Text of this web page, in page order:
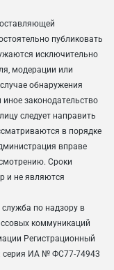
публиковать
исключительно
модерации или
обнаружения
законодательство
следует направить
в порядке
вправе
Сроки
и не являются
по надзору в
коммуникаций
Регистрационный
серия ИА № ФС77-74943